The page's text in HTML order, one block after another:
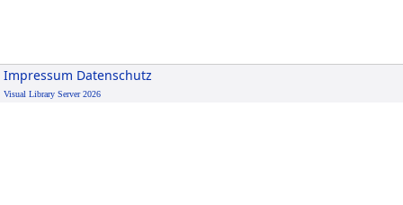
Impressum Datenschutz
Visual Library Server 2026